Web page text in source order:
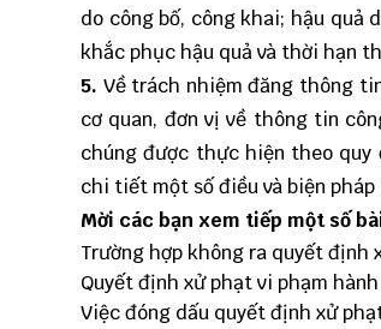
do công bố, công khai; hậu quả
khắc phục hậu quả và thời hạn
5. Về trách nhiệm đăng thông
cơ quan, đơn vị về thông tin
chúng được thực hiện theo quy
chi tiết một số điều và biện
Mời các bạn xem tiếp một số
Trường hợp không ra quyết
Quyết định xử phạt vi phạm
Việc đóng dấu quyết định xử